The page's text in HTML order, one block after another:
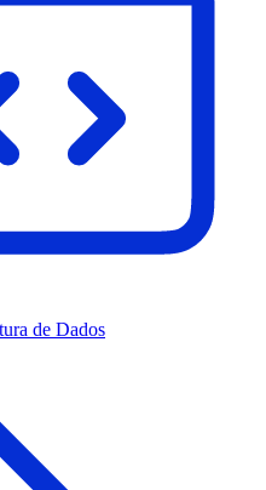
de Dados